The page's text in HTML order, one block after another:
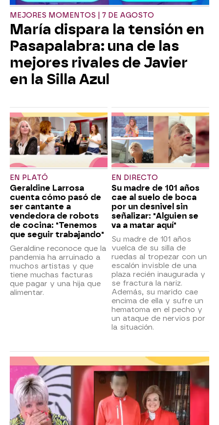
MEJORES MOMENTOS | 7 DE AGOSTO
María dispara la tensión en
Pasapalabra: una de las
mejores rivales de Javier
en la Silla Azul
EN PLATÓ
Geraldine Larrosa
cuenta cómo pasó de
ser cantante a
vendedora de robots
de cocina: "Tenemos
que seguir trabajando"
Geraldine reconoce que la
pandemia ha arruinado a
muchos artistas y que
tiene muchas facturas
que pagar y una hija que
alimentar.
EN DIRECTO
Su madre de 101 años
cae al suelo de boca
por un desnivel sin
señalizar: "Alguien se
va a matar aquí"
Su madre de 101 años
vuelca de su silla de
ruedas al tropezar con un
escalón invisble de una
plaza recién inaugurada y
se fractura la nariz.
Además, su marido cae
encima de ella y sufre un
hematoma en el pecho y
un ataque de nervios por
la situación.